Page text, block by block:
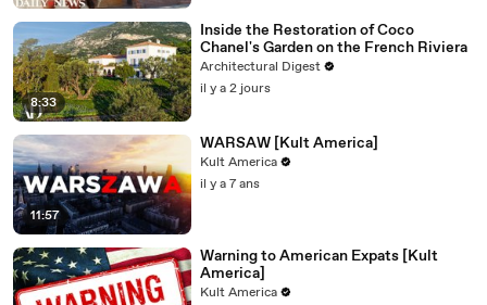
8:33
Inside the Restoration of Coco
Chanel's Garden on the French Riviera
Architectural Digest
il y a 2 jours
11:57
WARSAW [Kult America]
Kult America
il y a 7 ans
Warning to American Expats [Kult
America]
Kult America